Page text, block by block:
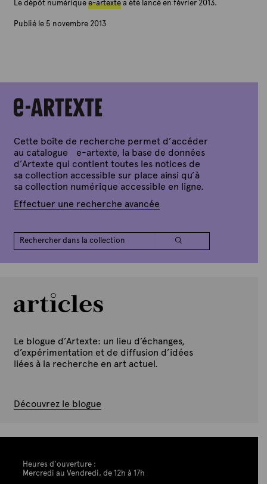
Le dépôt numériquee-artextea été lancé en février 2013.
Publié le 5 novembre 2013
e
x
e
Cette boîte de recherche permet d’accéder
au catalogue e-artexte, la base de données
d’Artexte qui contient toutes les notices de
sa collection accessible sur place ainsi qu’à
sa collection numérique accessible en ligne.
Effectuer une recherche avancée
Le blogue d’Artexte: un lieu d’échanges,
d’expérimentation et de diffusion d’idées
liées à la recherche en art actuel.
Découvrez le blogue
Heures d'ouverture :
Mercredi au Vendredi, de 12h à 17h